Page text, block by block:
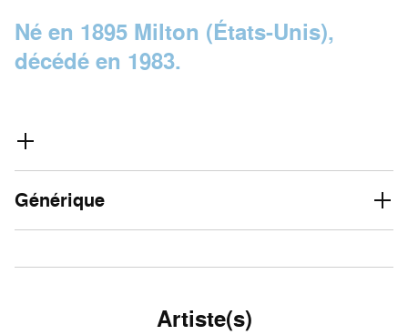
Né en 1895 Milton (États-Unis),
décédé en 1983.
Générique
Artiste(s)